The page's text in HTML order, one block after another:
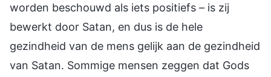
worden beschouwd als iets positiefs – is zij
bewerkt door Satan, en dus is de hele
gezindheid van de mens gelijk aan de gezindheid
van Satan. Sommige mensen zeggen dat Gods